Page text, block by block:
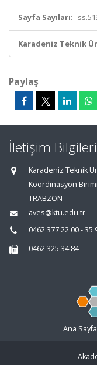
Sayfa Sayıları:
Karadeniz Teknik
Paylaş
İletişim Bilgileri
Karadeniz Teknik
Koordinasyon
TRABZON
aves@ktu.edu.tr
0462 377 22 00 - 35
0462 325 34 84
Ana Sayfa